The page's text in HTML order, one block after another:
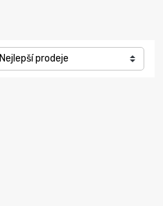
Nejlepší prodeje